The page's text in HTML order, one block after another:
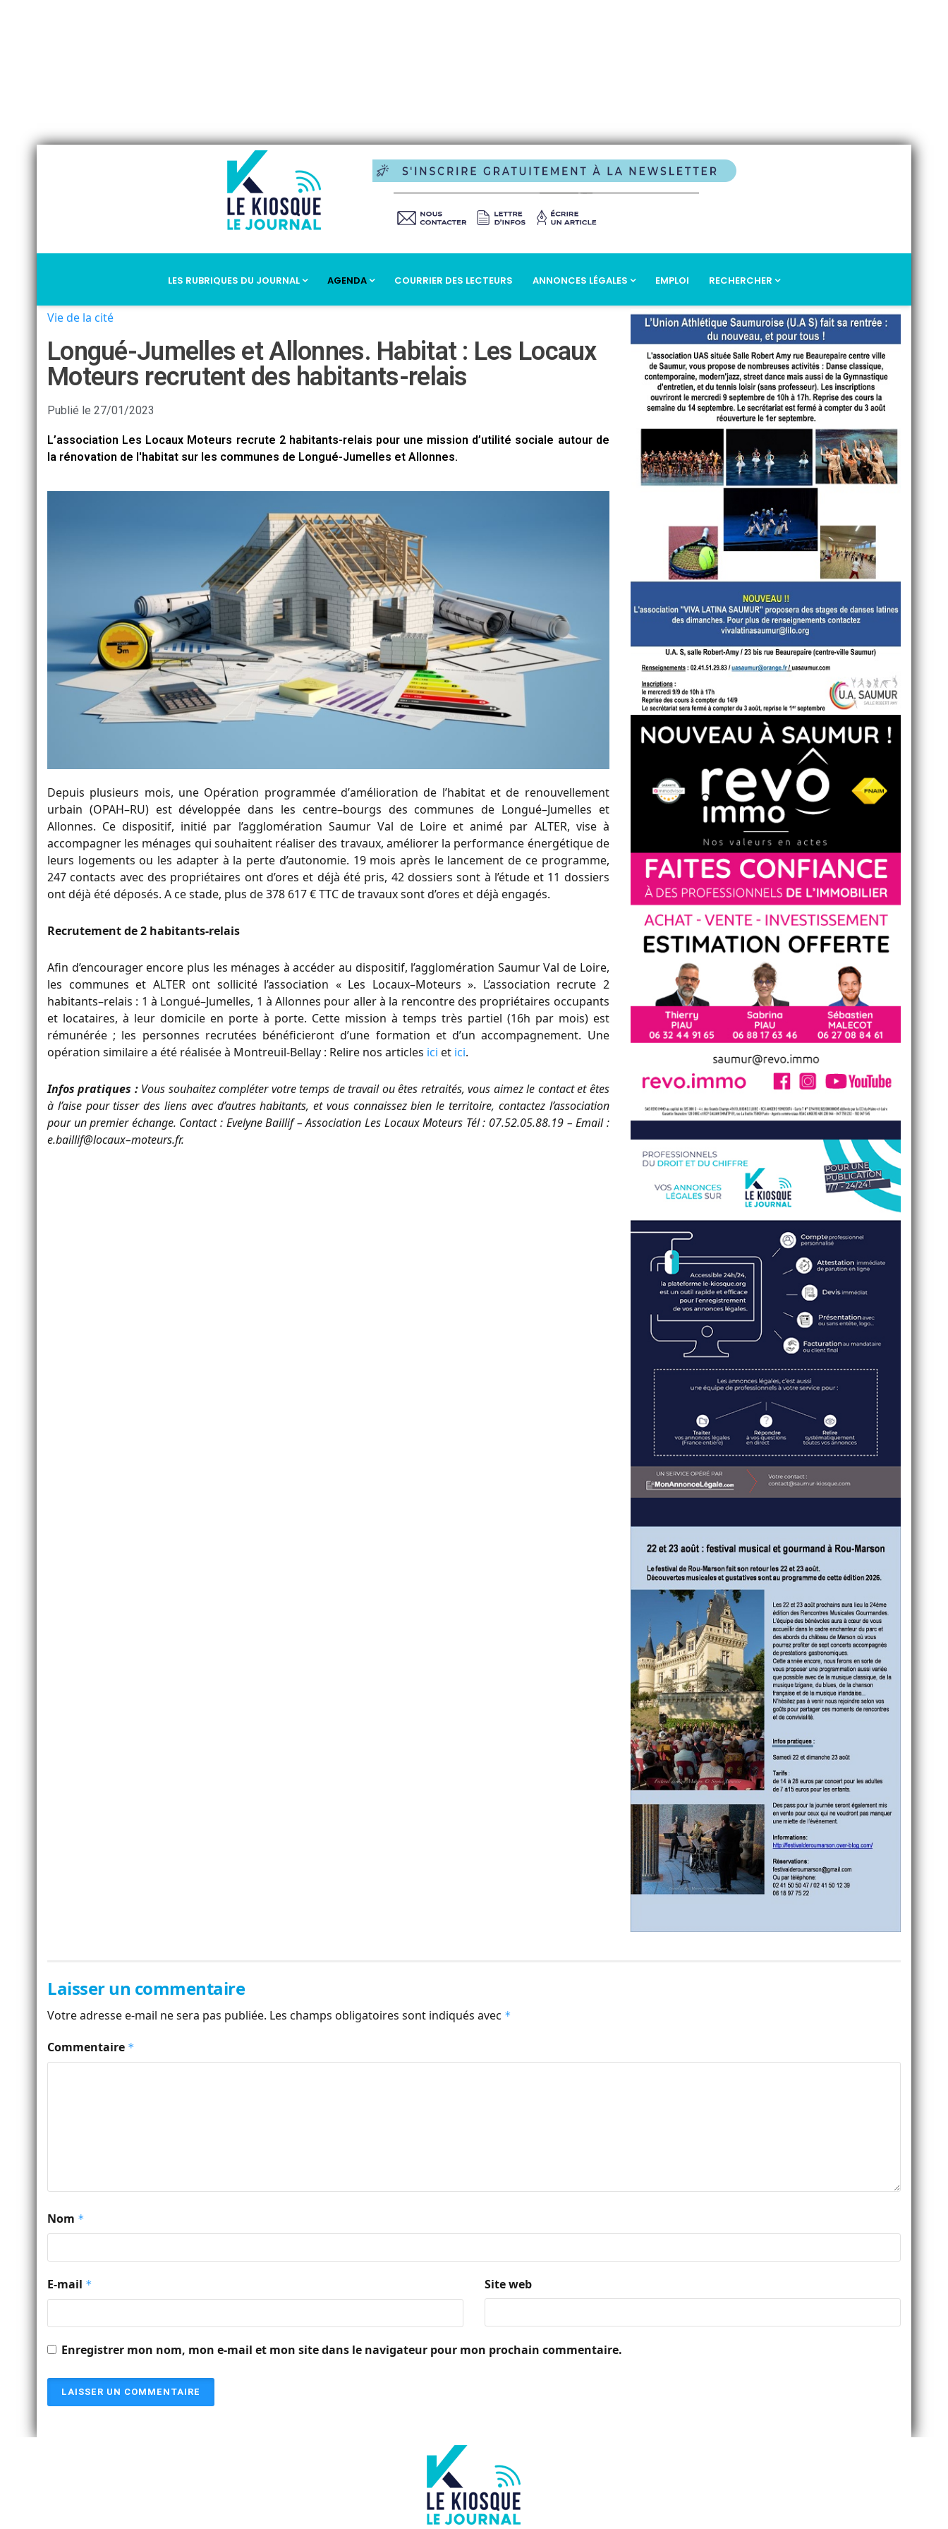
LES RUBRIQUES DU JOURNAL AGENDA COURRIER DES LECTEURS ANNONCES LÉGALES EMPLOI RECHERCHER
Vie de la cité
Longué-Jumelles et Allonnes. Habitat : Les Locaux
Moteurs recrutent des habitants-relais
Publié le 27/01/2023
L’association Les Locaux Moteurs recrute 2 habitants-relais pour une mission d’utilité sociale autour de
la rénovation de l'habitat sur les communes de Longué-Jumelles et Allonnes.
Depuis plusieurs mois, une Opération programmée d’amélioration de l’habitat et de renouvellement
urbain (OPAH–RU) est développée dans les centre–bourgs des communes de Longué–Jumelles et
Allonnes. Ce dispositif, initié par l’agglomération Saumur Val de Loire et animé par ALTER, vise à
accompagner les ménages qui souhaitent réaliser des travaux, améliorer la performance énergétique de
leurs logements ou les adapter à la perte d’autonomie. 19 mois après le lancement de ce programme,
247 contacts avec des propriétaires ont d’ores et déjà été pris, 42 dossiers sont à l’étude et 11 dossiers
ont déjà été déposés. A ce stade, plus de378 617€TTCde travaux sont d’ores et déjà engagés.
Recrutement de 2 habitants-relais
Afin d’encourager encore plus les ménages à accéder au dispositif, l’agglomération Saumur Val de Loire,
les communes et ALTER ont sollicité l’association « Les Locaux–Moteurs ». L’association recrute 2
habitants–relais : 1 à Longué–Jumelles, 1 à Allonnes pour aller à la rencontre des propriétaires occupants
et locataires, à leur domicile en porte à porte. Cette mission à temps très partiel (16h par mois) est
rémunérée ; les personnes recrutées bénéficieront d’une formation et d’un accompagnement. Une
opération similaire a été réalisée à Montreuil-Bellay : Relire nos articles ici et ici.
Infos pratiques : Vous souhaitez compléter votre temps de travail ou êtes retraités, vous aimez le contact et êtes
à l’aise pour tisser des liens avec d’autres habitants, et vous connaissez bien le territoire, contactezl’association
pour un premier échange. Contact : Evelyne Baillif – Association Les Locaux Moteurs Tél : 07.52.05.88.19 – Email :
e.baillif@locaux–moteurs.fr.
Laisser un commentaire
Votre adresse e-mail ne sera pas publiée. Les champs obligatoires sont indiqués avec *
Commentaire *
Nom *
E-mail * Site web
Enregistrer mon nom, mon e-mail et mon site dans le navigateur pour mon prochain commentaire.